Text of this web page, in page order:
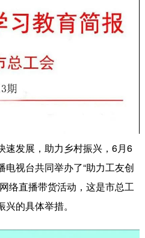
发展，助力乡村振兴，6月6
视台共同举办了“助力工友创
络直播带货活动，这是市总工
的具体举措。